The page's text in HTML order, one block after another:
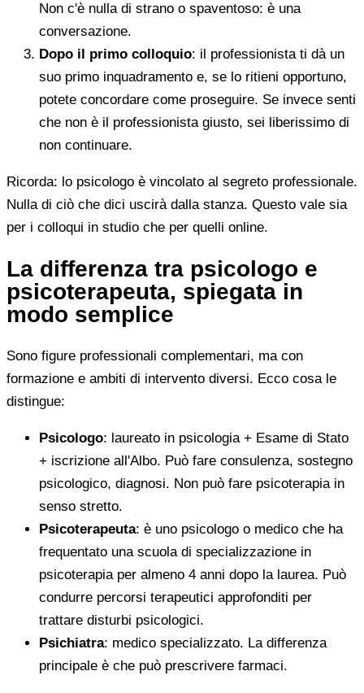
Non c'è nulla di strano o spaventoso: è una
conversazione.
Dopo il primo colloquio: il professionista ti dà un
suo primo inquadramento e, se lo ritieni opportuno,
potete concordare come proseguire. Se invece senti
che non è il professionista giusto, sei liberissimo di
non continuare.
Ricorda: lo psicologo è vincolato al segreto professionale.
Nulla di ciò che dici uscirà dalla stanza. Questo vale sia
per i colloqui in studio che per quelli online.
La differenza tra psicologo e
psicoterapeuta, spiegata in
modo semplice
Sono figure professionali complementari, ma con
formazione e ambiti di intervento diversi. Ecco cosa le
distingue:
Psicologo: laureato in psicologia + Esame di Stato
+ iscrizione all'Albo. Può fare consulenza, sostegno
psicologico, diagnosi. Non può fare psicoterapia in
senso stretto.
Psicoterapeuta: è uno psicologo o medico che ha
frequentato una scuola di specializzazione in
psicoterapia per almeno 4 anni dopo la laurea. Può
condurre percorsi terapeutici approfonditi per
trattare disturbi psicologici.
Psichiatra: medico specializzato. La differenza
principale è che può prescrivere farmaci.